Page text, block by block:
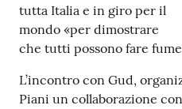
Patto
per
lettura
tutta Italia e in giro per il
mondo «per dimostrare
che tutti possono fare
L’incontro con Gud,
Piani un collaborazione